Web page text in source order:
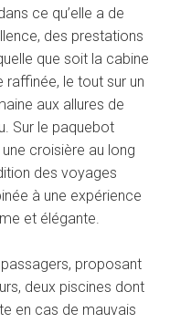
ce qu’elle a de
des prestations
que soit la cabine
le tout sur un
aux allures de
Sur le paquebot
croisière au long
des voyages
à une expérience
et élégante.
proposant
deux piscines dont
en cas de mauvais